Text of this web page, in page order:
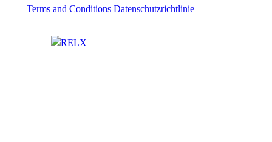
Terms and Conditions Datenschutzrichtlinie